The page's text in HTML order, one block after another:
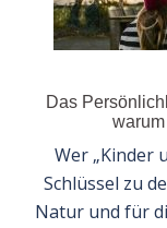
Das
warum
Wer „Kinder
Schlüssel zu
Natur und für